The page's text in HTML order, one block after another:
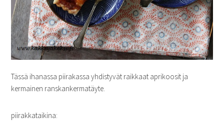
Tässä ihanassa piirakassa yhdistyvät raikkaat aprikoosit ja
kermainen ranskankermatäyte.
piirakkataikina: